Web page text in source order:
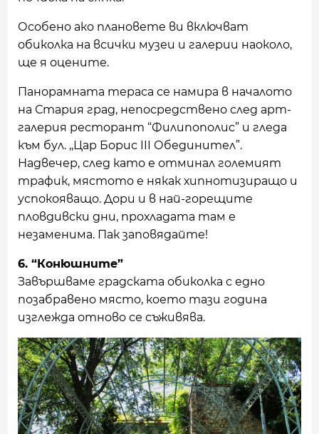
Особено ако плановете ви включват
обиколка на всички музеи и галерии наоколо,
ще я оцените.
Панорамната тераса се намира в началото
на Стария град, непосредствено след арт-
галерия ресторант “Филипополис” и гледа
към бул. ,,Цар Борис III Обединител”.
Надвечер, след като е отминал големият
трафик, мястото е някак хипнотизиращо и
успокояващо. Дори и в най-горещите
пловдивски дни, прохладата там е
незаменима. Пак заповядайте!
6. “Конюшните”
Завършваме градската обиколка с едно
позабравено място, което тази година
изглежда отново се съживява.